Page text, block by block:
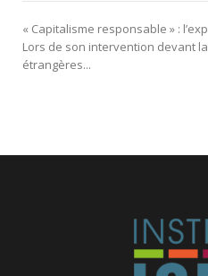
« Capitalisme responsable » :
Lors de son intervention devant
étrangères...